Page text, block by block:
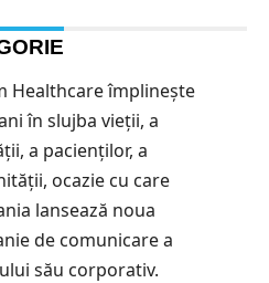
Healthcare împlinește
în slujba vieții, a
a pacienților, a
ocazie cu care
lansează noua
de comunicare a
său corporativ.